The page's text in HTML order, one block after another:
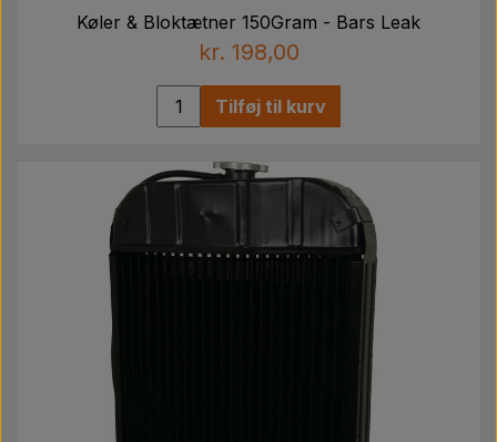
Køler & Bloktætner 150Gram - Bars Leak
kr. 198,00
Tilføj til kurv